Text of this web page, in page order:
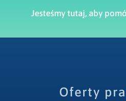
Jesteśmy tutaj, aby
Oferty